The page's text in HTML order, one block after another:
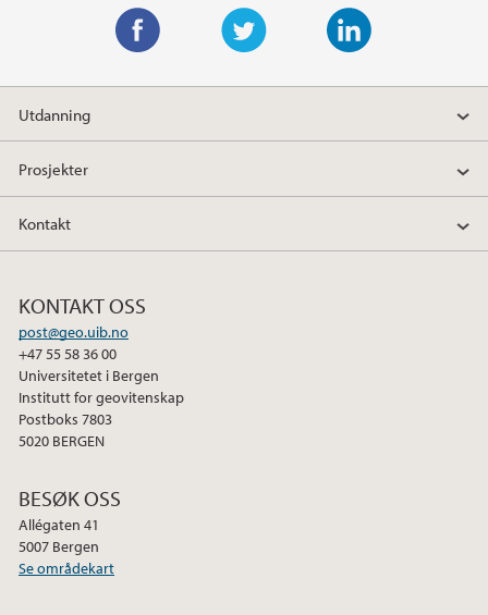
w
t
e
i
k
d
n
a
e
o
k
Utdanning
Prosjekter
Kontakt
KONTAKT OSS
post@geo.uib.no
+47 55 58 36 00
Universitetet i Bergen
Institutt for geovitenskap
Postboks 7803
5020 BERGEN
BESØK OSS
Allégaten 41
5007 Bergen
Se områdekart